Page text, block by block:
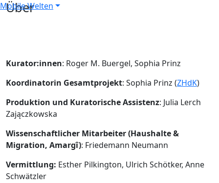
Mobile Welten
Über
Kurator:innen: Roger M. Buergel, Sophia Prinz
Koordinatorin Gesamtprojekt: Sophia Prinz (ZHdK)
Produktion und Kuratorische Assistenz: Julia Lerch
Zajączkowska
Wissenschaftlicher Mitarbeiter (Haushalte &
Migration, Amargî): Friedemann Neumann
Vermittlung: Esther Pilkington, Ulrich Schötker, Anne
Schwätzler